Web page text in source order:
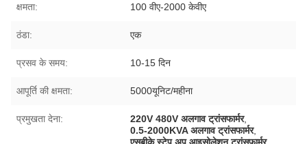
क्षमता: 100 वीए-2000 केवीए
ठंडा: एक
प्रसव के समय: 10-15 दिन
आपूर्ति की क्षमता: 5000यूनिट/महीना
प्रमुखता देना: 220V 480V अलगाव ट्रांसफार्मर,
0.5-2000KVA अलगाव ट्रांसफार्मर,